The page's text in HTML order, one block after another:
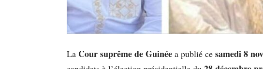
La Cour suprême de Guinée a publié ce samedi 8